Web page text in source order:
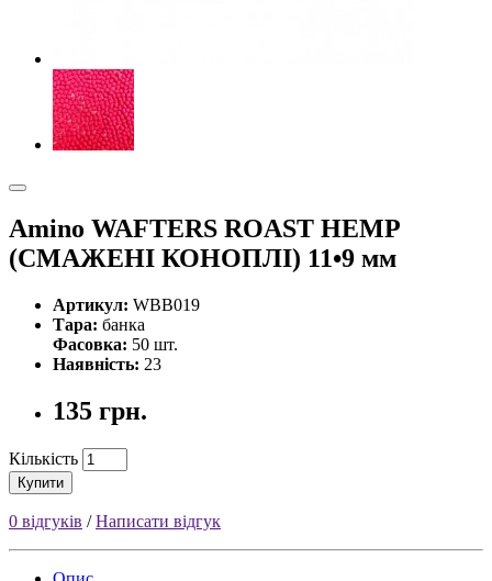
Amino WAFTERS ROAST HEMP
(СМАЖЕНІ КОНОПЛІ) 11•9 мм
Артикул: WBB019
Тара: банка
Фасовка: 50 шт.
Наявність: 23
135 грн.
Кількість
Купити
0 відгуків /Написати відгук